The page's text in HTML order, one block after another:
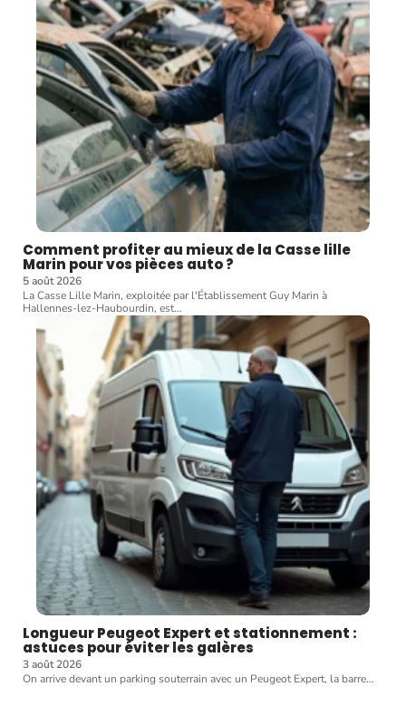
Comment profiter au mieux de la Casse lille
Marin pour vos pièces auto ?
5 août 2026
La Casse Lille Marin, exploitée par l'Établissement Guy Marin à
Hallennes-lez-Haubourdin, est…
Longueur Peugeot Expert et stationnement :
astuces pour éviter les galères
3 août 2026
On arrive devant un parking souterrain avec un Peugeot Expert, la barre…